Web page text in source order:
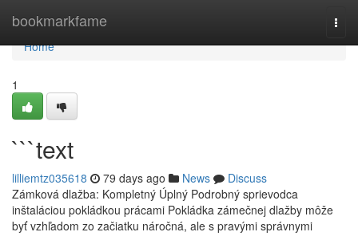
bookmarkfame
Home
Home
1
```text
lilliemtz035618 79 days ago News
Discuss
Zámková dlažba: Kompletný Úplný Podrobný sprievodca
inštaláciou pokládkou prácami Pokládka zámečnej dlažby môže
byť vzhľadom zo začiatku náročná, ale s pravými správnymi